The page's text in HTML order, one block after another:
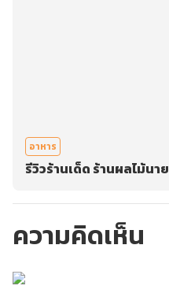
อาหาร
รีวิวร้านเด็ด ร้านผลไม้น
ความคิดเห็น